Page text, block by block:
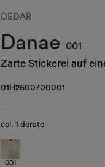
DEDAR
Danae
001
Zarte Stickerei auf
01H2600700001
col. 1 dorato
001